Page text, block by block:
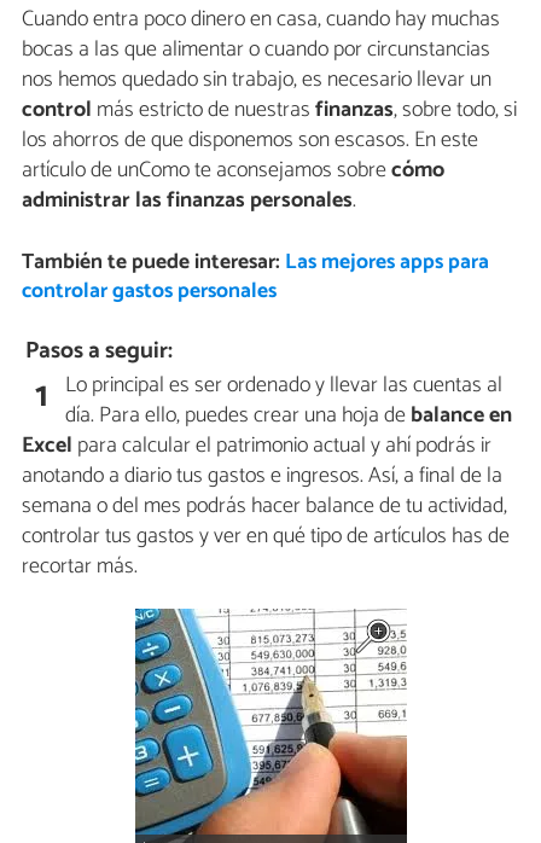
Cuando entra poco dinero en casa, cuando hay muchas
bocas a las que alimentar o cuando por circunstancias
nos hemos quedado sin trabajo, es necesario llevar un
control más estricto de nuestrasfinanzas, sobre todo, si
los ahorros de que disponemos son escasos. En este
artículo de unComo te aconsejamos sobrecómo
administrar las finanzas personales.
También te puede interesar: Las mejores apps para
controlar gastos personales
Pasos a seguir:
1 Lo principal es ser ordenado y llevar las cuentas al
día. Para ello, puedes crear una hoja debalance en
Excel para calcular el patrimonio actual y ahí podrás ir
anotando a diario tus gastos e ingresos. Así, a final de la
semana o del mes podrás hacer balance de tu actividad,
controlar tus gastos y ver en qué tipo de artículos has de
recortar más.